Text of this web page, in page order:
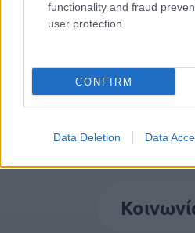
functionality and fraud
user protection.
CONFIRM
Data Deletion Data
Τροχαίο Θεσσαλονίκη